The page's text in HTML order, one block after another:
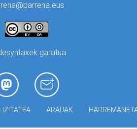
garatua
ARAUAK